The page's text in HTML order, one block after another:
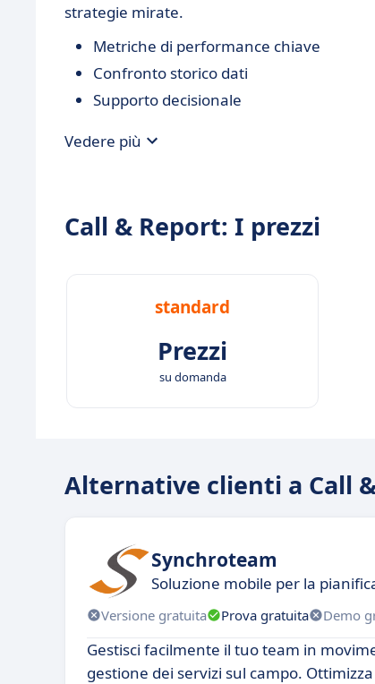
strategie mirate.
Metriche di performance chiave
Confronto storico dati
Supporto decisionale
Vedere più
Call & Report: I prezzi
standard
Prezzi
su domanda
Alternative clienti a Call
Synchroteam
Soluzione mobile per la
Versione gratuita Prova gratuita Demo
Gestisci facilmente il tuo team in
gestione dei servizi sul campo.